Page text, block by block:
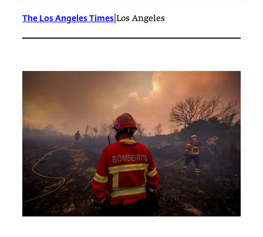
The Los Angeles Times Los Angeles